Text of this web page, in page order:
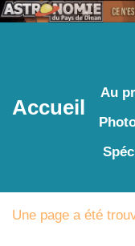
Accueil
Au
Une page a été